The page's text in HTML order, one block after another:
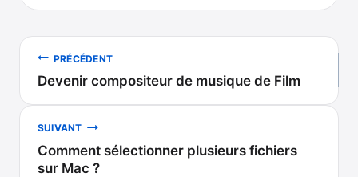
Navigation
de
l’article
PRÉCÉDENT
Devenir compositeur de musique de Film
SUIVANT
Comment sélectionner plusieurs fichiers
sur Mac ?